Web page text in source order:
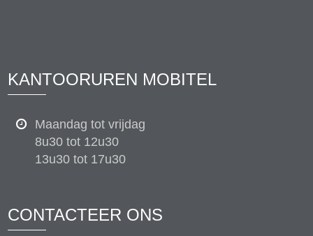
KANTOORUREN MOBITEL
Maandag tot vrijdag
8u30 tot 12u30
13u30 tot 17u30
CONTACTEER ONS